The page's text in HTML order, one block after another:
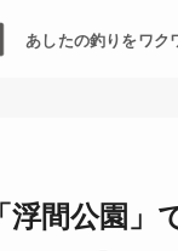
あしたの釣りをワク
浮間公園」